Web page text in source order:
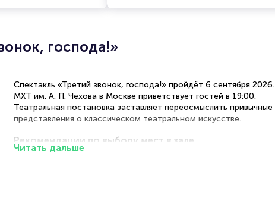
господа!»
Спектакль «Третий звонок, господа!» пройдёт 6 сентября 2026.
МХТ им. А. П. Чехова в Москве приветствует гостей в 19:00.
Театральная постановка заставляет переосмыслить привычные
представления о классическом театральном искусстве.
Рекомендации по выбору мест в зале
Читать дальше